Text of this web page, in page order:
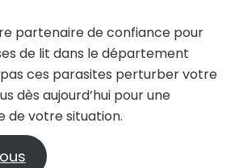
partenaire de confiance pour
de lit dans le département
pas ces parasites perturber votre
dès aujourd’hui pour une
de votre situation.